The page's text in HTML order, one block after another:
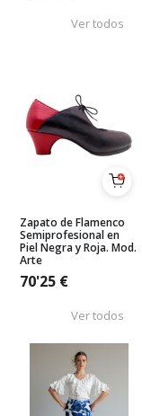
Ver todos
Zapato de Flamenco
Semiprofesional en
Piel Negra y Roja. Mod.
Arte
70'25 €
Ver todos